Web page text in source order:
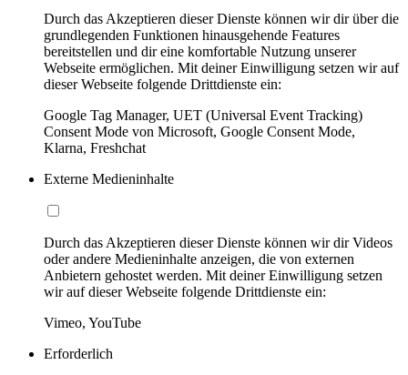
Durch das Akzeptieren dieser Dienste können wir dir über die
grundlegenden Funktionen hinausgehende Features
bereitstellen und dir eine komfortable Nutzung unserer
Webseite ermöglichen. Mit deiner Einwilligung setzen wir auf
dieser Webseite folgende Drittdienste ein:
Google Tag Manager, UET (Universal Event Tracking)
Consent Mode von Microsoft, Google Consent Mode,
Klarna, Freshchat
Externe Medieninhalte
Durch das Akzeptieren dieser Dienste können wir dir Videos
oder andere Medieninhalte anzeigen, die von externen
Anbietern gehostet werden. Mit deiner Einwilligung setzen
wir auf dieser Webseite folgende Drittdienste ein:
Vimeo, YouTube
Erforderlich